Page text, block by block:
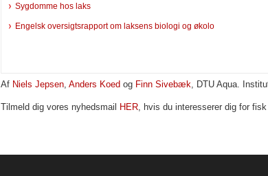
Sygdomme hos laks
Engelsk oversigtsrapport om laksens biologi og økolo
Af Niels Jepsen, Anders Koed og Finn Sivebæk, DTU Aqua.
Tilmeld dig vores nyhedsmail HER , hvis du interesserer dig for